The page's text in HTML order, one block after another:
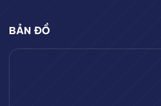
BẢN ĐỒ